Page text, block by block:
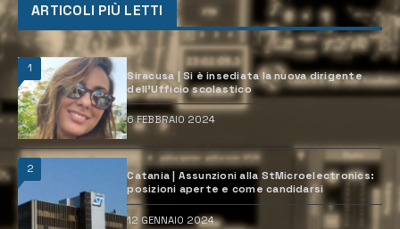
ARTICOLI PIÙ LETTI
1
Siracusa | Si è insediata la nuova dirigente
dell’Ufficio scolastico
6 FEBBRAIO 2024
2
Catania | Assunzioni alla StMicroelectronics:
posizioni aperte e come candidarsi
12 GENNAIO 2024